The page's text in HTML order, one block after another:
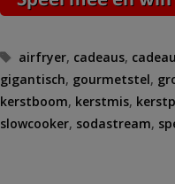
Tags
airfryer, cadeaus,
gigantisch, gourmetstel,
kerstboom, kerstmis,
slowcooker, sodastream,